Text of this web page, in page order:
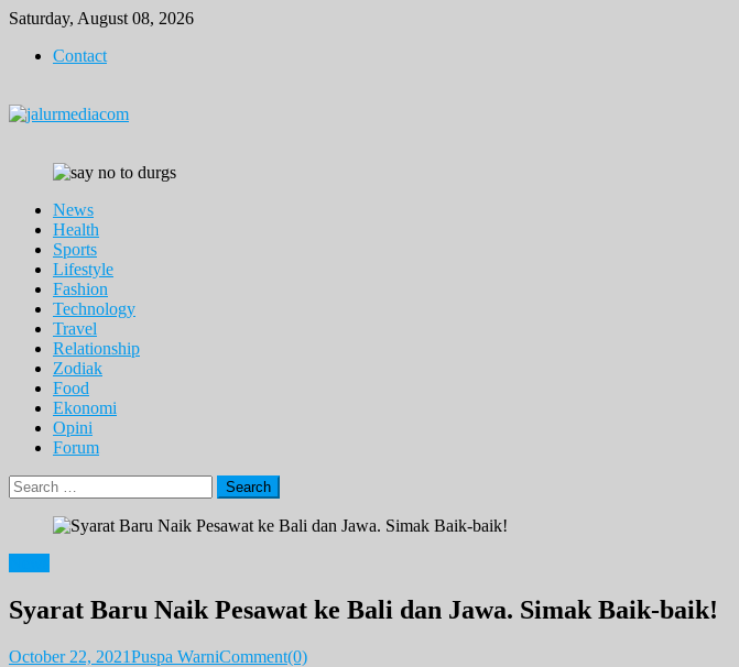
Skip
content
Saturday, August 08, 2026
Contact
News
Health
Sports
Lifestyle
Fashion
Technology
Travel
Relationship
Zodiak
Food
Ekonomi
Opini
Forum
Search
for:
Syarat Baru Naik Pesawat ke Bali dan Jawa. Simak Baik-baik!
October 22, 2021Puspa WarniComment(0)